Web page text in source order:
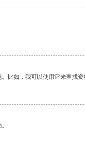
比如，我可以使用它来查找资